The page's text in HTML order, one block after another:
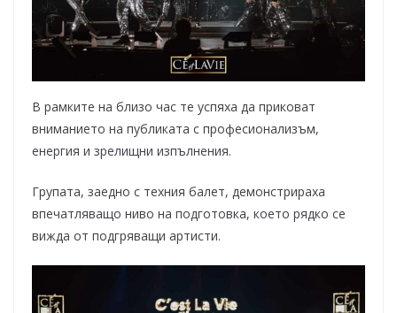
В рамките на близо час те успяха да приковат
вниманието на публиката с професионализъм,
енергия и зрелищни изпълнения.
Групата, заедно с техния балет, демонстрираха
впечатляващо ниво на подготовка, което рядко се
вижда от подгряващи артисти.